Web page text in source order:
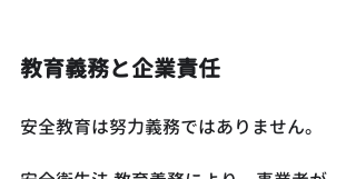
教育義務と企業責任
安全教育は努力義務ではありません。